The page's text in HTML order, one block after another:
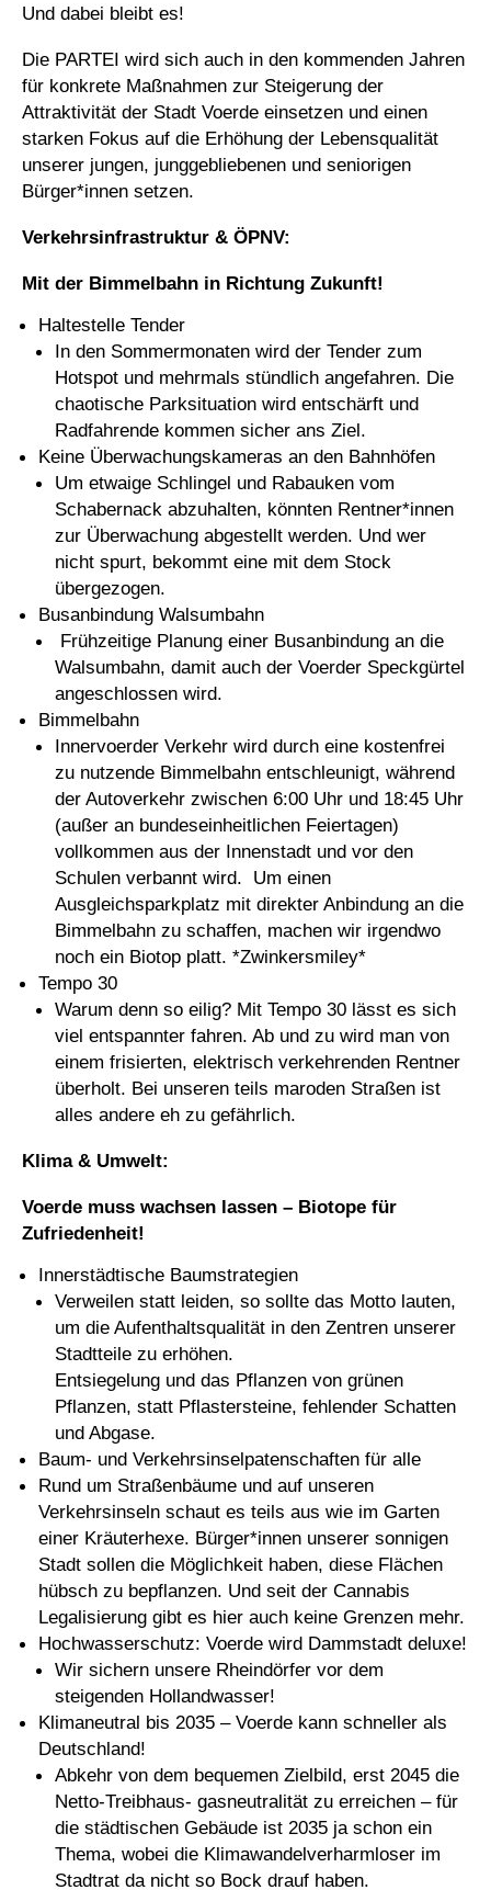
Und dabei bleibt es!
Die PARTEI wird sich auch in den kommenden Jahren
für konkrete Maßnahmen zur Steigerung der
Attraktivität der Stadt Voerde einsetzen und einen
starken Fokus auf die Erhöhung der Lebensqualität
unserer jungen, junggebliebenen und seniorigen
Bürger*innen setzen.
Verkehrsinfrastruktur & ÖPNV:
Mit der Bimmelbahn in Richtung Zukunft!
Haltestelle Tender
In den Sommermonaten wird der Tender zum
Hotspot und mehrmals stündlich angefahren. Die
chaotische Parksituation wird entschärft und
Radfahrende kommen sicher ans Ziel.
Keine Überwachungskameras an den Bahnhöfen
Um etwaige Schlingel und Rabauken vom
Schabernack abzuhalten, könnten Rentner*innen
zur Überwachung abgestellt werden. Und wer
nicht spurt, bekommt eine mit dem Stock
übergezogen.
Busanbindung Walsumbahn
Frühzeitige Planung einer Busanbindung an die
Walsumbahn, damit auch der Voerder Speckgürtel
angeschlossen wird.
Bimmelbahn
Innervoerder Verkehr wird durch eine kostenfrei
zu nutzende Bimmelbahn entschleunigt, während
der Autoverkehr zwischen 6:00 Uhr und 18:45 Uhr
(außer an bundeseinheitlichen Feiertagen)
vollkommen aus der Innenstadt und vor den
Schulen verbannt wird. Um einen
Ausgleichsparkplatz mit direkter Anbindung an die
Bimmelbahn zu schaffen, machen wir irgendwo
noch ein Biotop platt. *Zwinkersmiley*
Tempo 30
Warum denn so eilig? Mit Tempo 30 lässt es sich
viel entspannter fahren. Ab und zu wird man von
einem frisierten, elektrisch verkehrenden Rentner
überholt. Bei unseren teils maroden Straßen ist
alles andere eh zu gefährlich.
Klima & Umwelt:
Voerde muss wachsen lassen – Biotope für
Zufriedenheit!
Innerstädtische Baumstrategien
Verweilen statt leiden, so sollte das Motto lauten,
um die Aufenthaltsqualität in den Zentren unserer
Stadtteile zu erhöhen.
Entsiegelung und das Pflanzen von grünen
Pflanzen, statt Pflastersteine, fehlender Schatten
und Abgase.
Baum- und Verkehrsinselpatenschaften für alle
Rund um Straßenbäume und auf unseren
Verkehrsinseln schaut es teils aus wie im Garten
einer Kräuterhexe. Bürger*innen unserer sonnigen
Stadt sollen die Möglichkeit haben, diese Flächen
hübsch zu bepflanzen. Und seit der Cannabis
Legalisierung gibt es hier auch keine Grenzen mehr.
Hochwasserschutz: Voerde wird Dammstadt deluxe!
Wir sichern unsere Rheindörfer vor dem
steigenden Hollandwasser!
Klimaneutral bis 2035 – Voerde kann schneller als
Deutschland!
Abkehr von dem bequemen Zielbild, erst 2045 die
Netto-Treibhaus- gasneutralität zu erreichen – für
die städtischen Gebäude ist 2035 ja schon ein
Thema, wobei die Klimawandelverharmloser im
Stadtrat da nicht so Bock drauf haben.